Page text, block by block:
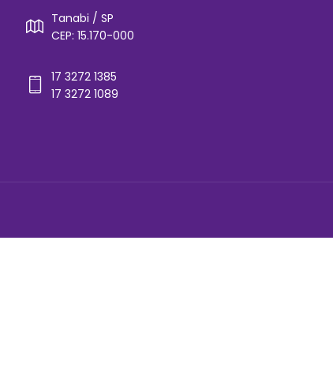
Tanabi / SP
CEP: 15.170-000
17 3272 1385
17 3272 1089